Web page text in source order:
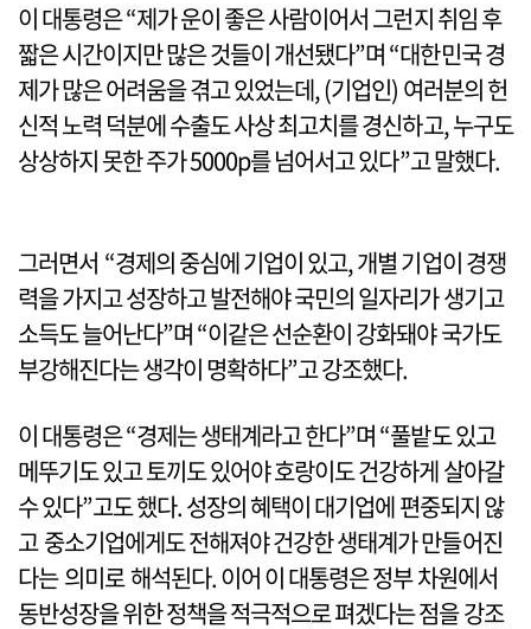
이 대통령은 “제가 운이 좋은 사람이어서 그런지 취임 후
짧은 시간이지만 많은 것들이 개선됐다”며 “대한민국 경
제가 많은 어려움을 겪고 있었는데, (기업인) 여러분의 헌
신적 노력 덕분에 수출도 사상 최고치를 경신하고, 누구도
상상하지 못한 주가 5000p를 넘어서고 있다”고 말했다.
그러면서 “경제의 중심에 기업이 있고, 개별 기업이 경쟁
력을 가지고 성장하고 발전해야 국민의 일자리가 생기고
소득도 늘어난다”며 “이같은 선순환이 강화돼야 국가도
부강해진다는 생각이 명확하다”고 강조했다.
이 대통령은 “경제는 생태계라고 한다”며 “풀밭도 있고
메뚜기도 있고 토끼도 있어야 호랑이도 건강하게 살아갈
수 있다”고도 했다. 성장의 혜택이 대기업에 편중되지 않
고 중소기업에게도 전해져야 건강한 생태계가 만들어진
다는 의미로 해석된다. 이어 이 대통령은 정부 차원에서
동반성장을 위한 정책을 적극적으로 펴겠다는 점을 강조